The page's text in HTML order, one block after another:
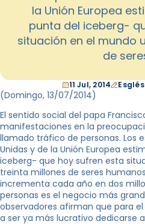
la Unión Europea
punta del iceberg-
situación en el mundo
de
11 Jul, 2014
(Domingo, 13/07/2014)
El sentido social del papa
manifestaciones en la
llamado tráfico de personas. Los
Unidas y de la Unión Europea
iceberg- que hoy sufren esta
treinta millones de seres
incrementa cada año en dos
personas es el negocio más
observadores afirman que para
a ser ya más lucrativo dedicarse